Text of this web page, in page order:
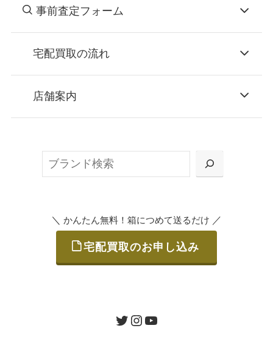
事前査定フォーム
宅配買取の流れ
お申込み
または梱包材不要の「集荷申込」からお選び
ご発送
店舗案内
＼ かんたん無料！箱につめて送るだけ ／
宅配買取のお申し込み
ツイッターインスタグラムユーチューブ